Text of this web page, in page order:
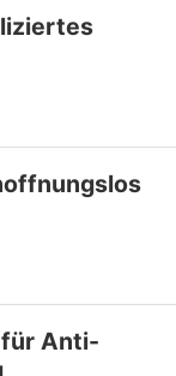
Anti-